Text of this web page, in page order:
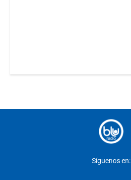
Síguenos en: